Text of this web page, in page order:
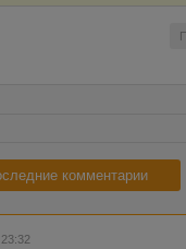
комментарии